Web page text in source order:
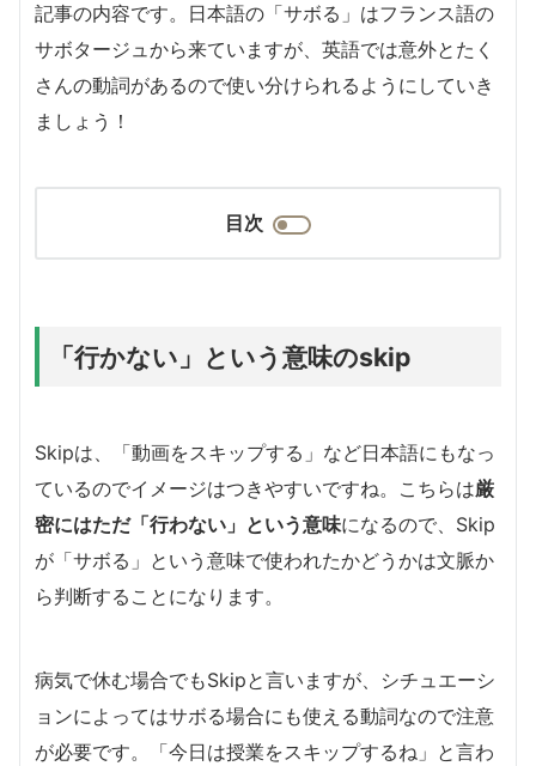
記事の内容です。日本語の「サボる」はフランス語の
サボタージュから来ていますが、英語では意外とたく
さんの動詞があるので使い分けられるようにしていき
ましょう！
目次
「行かない」という意味のskip
Skipは、「動画をスキップする」など日本語にもなっ
ているのでイメージはつきやすいですね。こちらは厳
密にはただ「行わない」という意味になるので、Skip
が「サボる」という意味で使われたかどうかは文脈か
ら判断することになります。
病気で休む場合でもSkipと言いますが、シチュエーシ
ョンによってはサボる場合にも使える動詞なので注意
が必要です。「今日は授業をスキップするね」と言わ